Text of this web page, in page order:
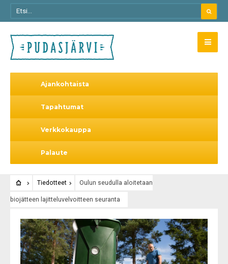
Ajankohtaista
Tapahtumat
Verkkokauppa
Palaute
Tiedotteet Oulun seudulla aloitetaan
biojätteen lajitteluvelvoitteen seuranta